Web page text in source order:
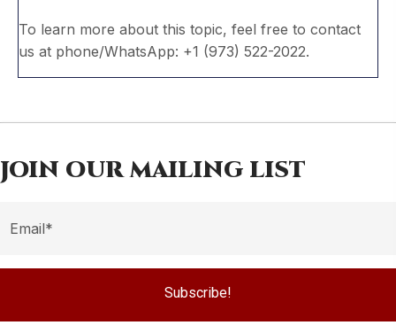
To learn more about this topic, feel free to contact
us at phone/WhatsApp: +1 (973) 522-2022.
JOIN OUR MAILING LIST
Subscribe!